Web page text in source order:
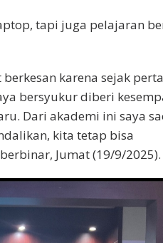
tapi juga pelajaran
karena sejak
bersyukur diberi
Dari akademi ini saya
kita tetap bisa
Jumat (19/9/2025).